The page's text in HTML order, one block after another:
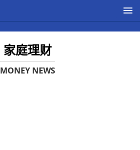
家庭理财
MONEY NEWS